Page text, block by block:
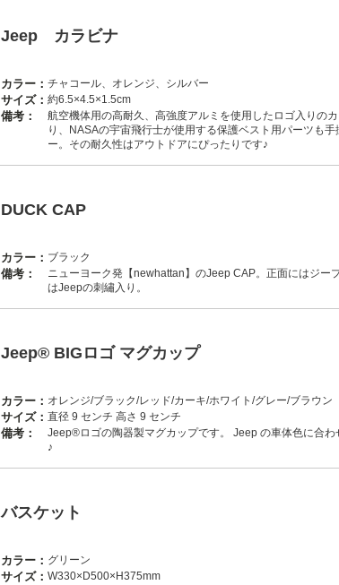
Jeep カラビナ
カラー： チャコール、オレンジ、シルバー
サイズ： 約6.5×4.5×1.5cm
備考：
航空機体用の高耐久、高強度アルミを使用したロゴ入りの
り、NASAの宇宙飛行士が使用する保護ベスト用パーツも
ー。その耐久性はアウトドアにぴったりです♪
DUCK CAP
カラー： ブラック
備考：
ニューヨーク発【newhattan】のJeep CAP。正面にはジー
はJeepの刺繡入り。
Jeep® BIGロゴ マグカップ
カラー： オレンジ/ブラック/レッド/カーキ/ホワイト/グレー/ブラウン
サイズ： 直径 9 センチ 高さ 9 センチ
備考：
Jeep®ロゴの陶器製マグカップです。 Jeep の車体色に合
♪
バスケット
カラー： グリーン
サイズ： W330×D500×H375mm